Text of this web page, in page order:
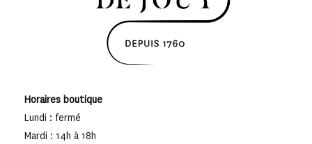
Horaires boutique
Lundi : fermé
Mardi : 14h à 18h